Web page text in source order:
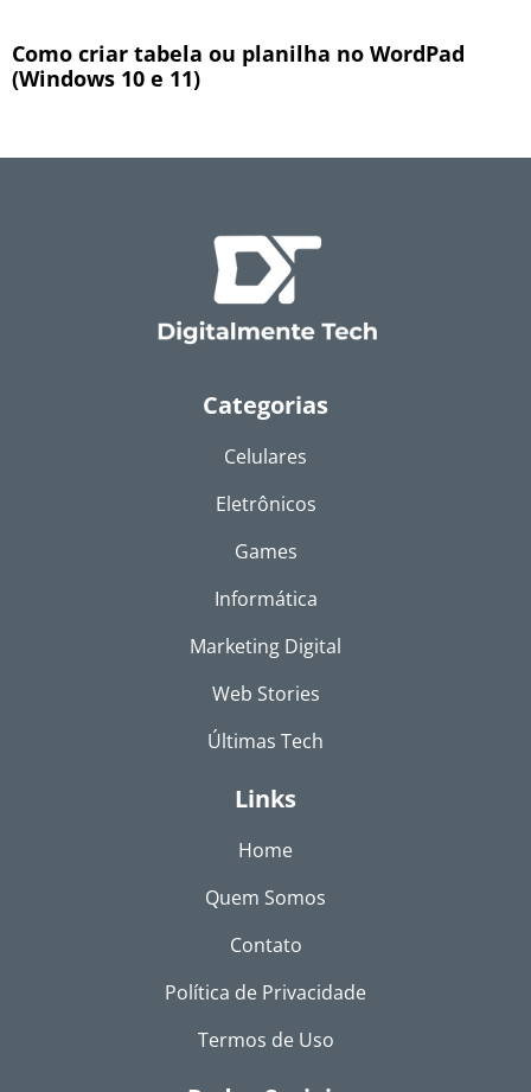
Como criar tabela ou planilha no WordPad
(Windows 10 e 11)
Categorias
Celulares
Eletrônicos
Games
Informática
Marketing Digital
Web Stories
Últimas Tech
Links
Home
Quem Somos
Contato
Política de Privacidade
Termos de Uso